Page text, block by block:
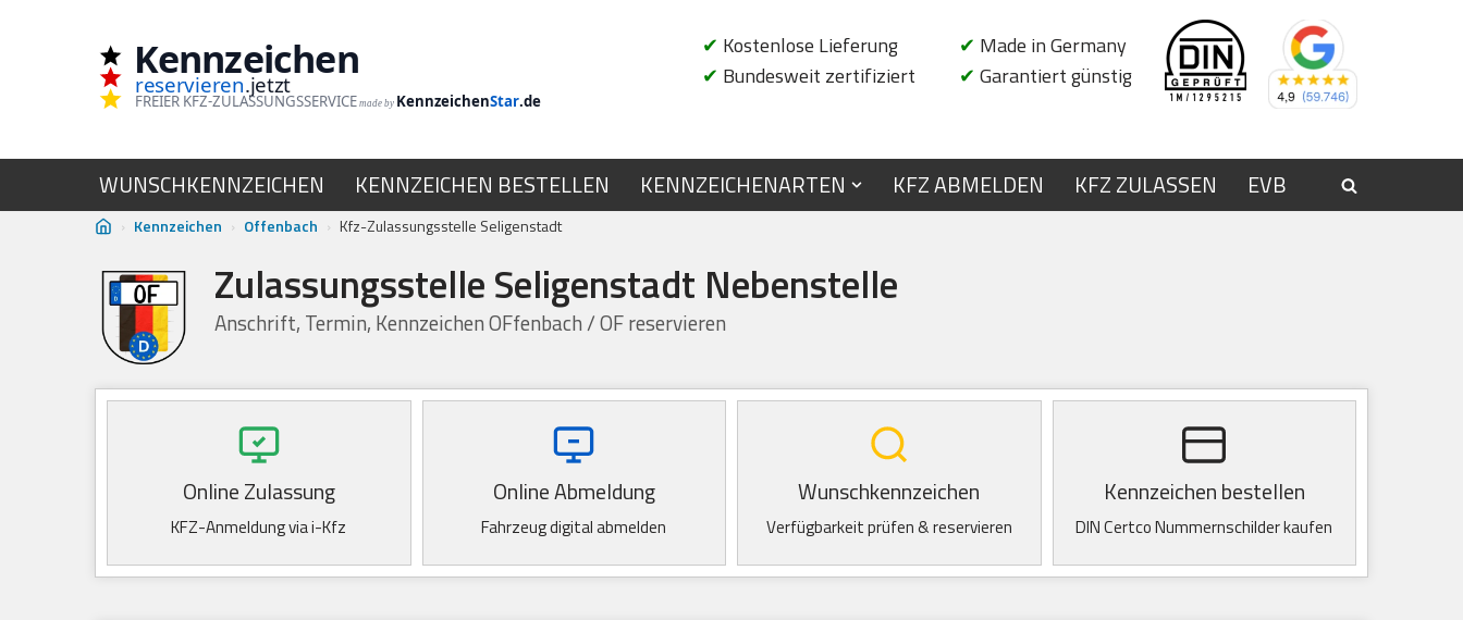
Kennzeichen
reservieren.jetzt
FREIER KFZ-ZULASSUNGSSERVICE made by KennzeichenStar.de
✔ Kostenlose Lieferung
✔ Bundesweit zertifiziert
✔ Made in Germany
✔ Garantiert günstig
WUNSCHKENNZEICHEN KENNZEICHEN BESTELLEN KENNZEICHENARTEN KFZ ABMELDEN KFZ ZULASSEN EVB
› Kennzeichen › Offenbach › Kfz-Zulassungsstelle Seligenstadt
Zulassungsstelle Seligenstadt Nebenstelle
Anschrift, Termin, Kennzeichen OFfenbach / OF reservieren
Online Zulassung
KFZ-Anmeldung via i-Kfz
Online Abmeldung
Fahrzeug digital abmelden
Wunschkennzeichen
Verfügbarkeit prüfen & reservieren
Kennzeichen bestellen
DIN Certco Nummernschilder kaufen